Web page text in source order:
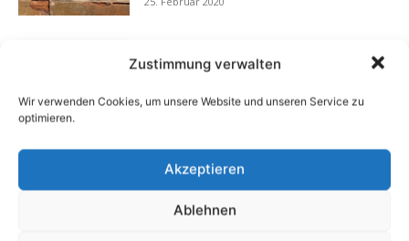
Zustimmung verwalten
Wir verwenden Cookies, um unsere Website und unseren Service zu
optimieren.
Akzeptieren
Ablehnen
Energieausweis
Finanztipp Steuererklärung: Was
Vermieter und Eigentümer von
können